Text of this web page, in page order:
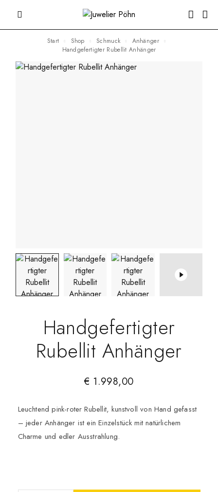
Start Shop Schmuck
Anhänger
Handgefertigter Rubellit Anhänger
Handgefertigter
Rubellit Anhänger
€ 1.998,00
Leuchtend pink-roter Rubellit, kunstvoll von Hand gefasst
– jeder Anhänger ist ein Einzelstück mit natürlichem
Charme und edler Ausstrahlung.